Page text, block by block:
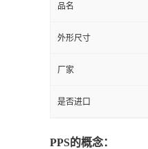
品名
外形尺寸
厂家
是否进口
PPS的概念：